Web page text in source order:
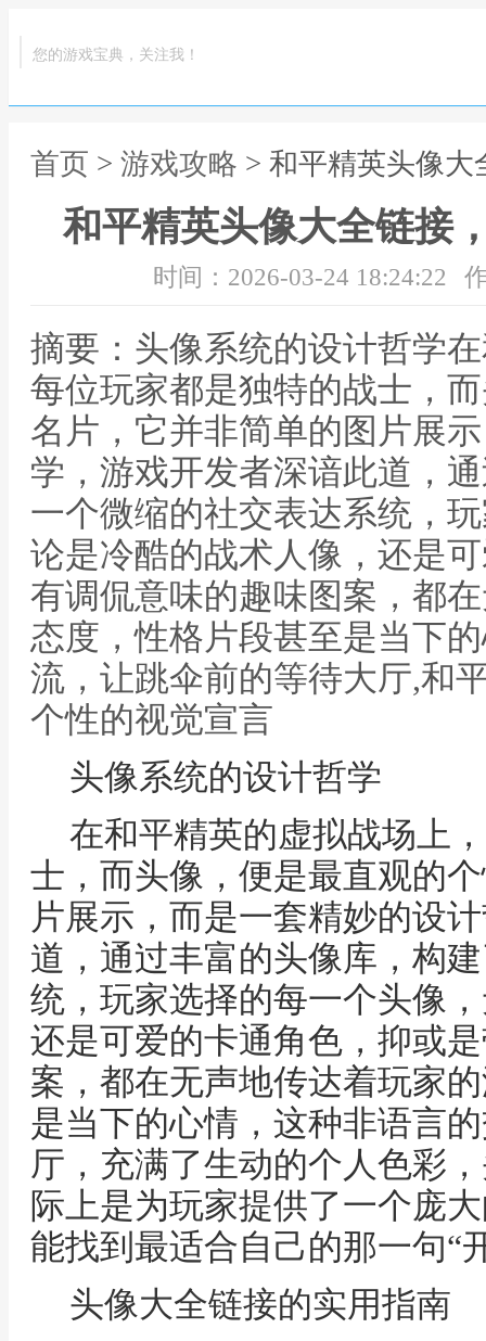
您的游戏宝典，关注我！
首页 > 游戏攻略 > 和平精英头像
和平精英头像大全链接
时间：2026-03-24 18:24:22
摘要：头像系统的设计哲学
每位玩家都是独特的战士，
名片，它并非简单的图片展
学，游戏开发者深谙此道，
一个微缩的社交表达系统，
论是冷酷的战术人像，还是
有调侃意味的趣味图案，都
态度，性格片段甚至是当下
流，让跳伞前的等待大厅,和
个性的视觉宣言
头像系统的设计哲学
在和平精英的虚拟战场上
士，而头像，便是最直观的
片展示，而是一套精妙的设
道，通过丰富的头像库，构
统，玩家选择的每一个头像
还是可爱的卡通角色，抑或
案，都在无声地传达着玩家
是当下的心情，这种非语言
厅，充满了生动的个人色彩
际上是为玩家提供了一个庞
能找到最适合自己的那一句“
头像大全链接的实用指南